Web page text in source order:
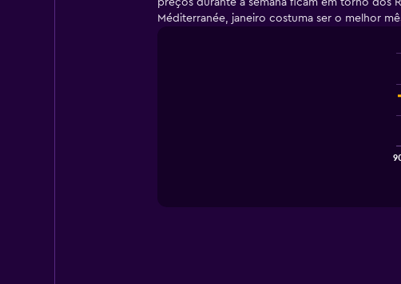
preços durante a semana ficam em torno dos
Méditerranée, janeiro costuma ser o melhor